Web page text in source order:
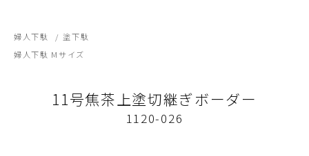
婦人下駄 / 塗下駄
婦人下駄 Mサイズ
11号焦茶上塗切継ぎボーダー
1120-026